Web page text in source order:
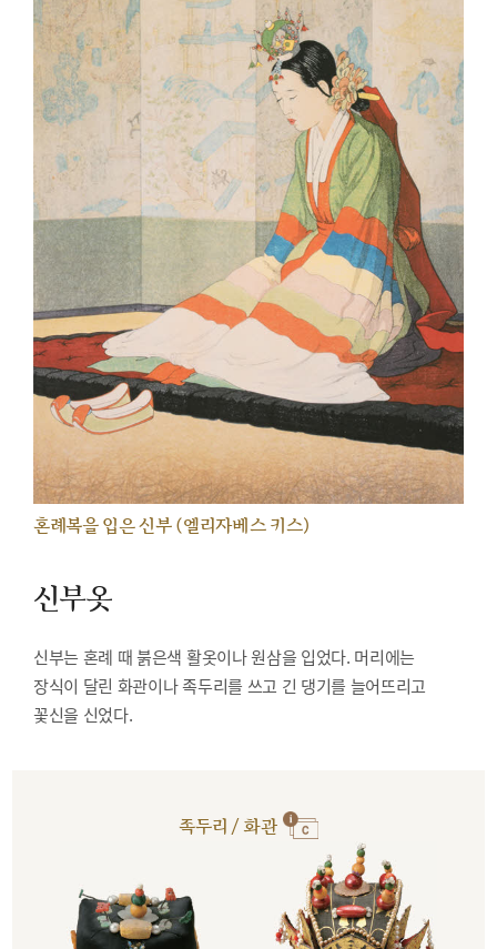
혼례복을 입은 신부 (엘리자베스 키스)
신부옷
신부는 혼례 때 붉은색 활옷이나 원삼을 입었다. 머리에는
장식이 달린 화관이나 족두리를 쓰고 긴 댕기를 늘어뜨리고
꽃신을 신었다.
족두리 / 화관